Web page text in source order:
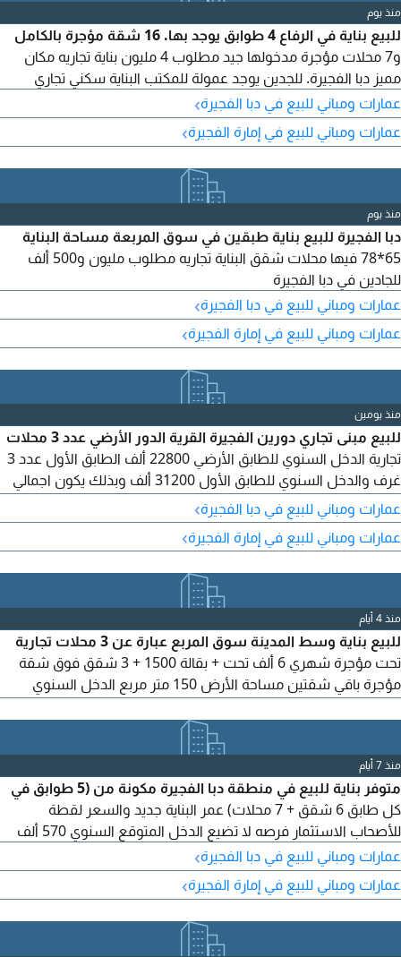
منذ يوم
للبيع بناية في الرفاع 4 طوابق يوجد بها. 16 شقة مؤجرة بالكامل
و7 محلات مؤجرة مدخولها جيد مطلوب 4 مليون بناية تجاريه مكان
مميز دبا الفجيرة. للجدين يوجد عمولة للمكتب البناية سكني تجاري
عمارات ومباني للبيع في دبا الفجيرة›
عمارات ومباني للبيع في إمارة الفجيرة›
منذ يوم
دبا الفجيرة للبيع بناية طبقين في سوق المربعة مساحة البناية
65*78 فيها محلات شقق البناية تجاريه مطلوب مليون و500 ألف
للجادين في دبا الفجيرة
عمارات ومباني للبيع في دبا الفجيرة›
عمارات ومباني للبيع في إمارة الفجيرة›
منذ يومين
للبيع مبنى تجاري دورين الفجيرة القرية الدور الأرضي عدد 3 محلات
تجارية الدخل السنوي للطابق الأرضي 22800 ألف الطابق الأول عدد 3
غرف والدخل السنوي للطابق الأول 31200 ألف وبذلك يكون اجمالي
الدخل بالكامل 54000 ألف سنوي للتواصل
عمارات ومباني للبيع في دبا الفجيرة›
عمارات ومباني للبيع في إمارة الفجيرة›
منذ 4 أيام
للبيع بناية وسط المدينة سوق المربع عبارة عن 3 محلات تجارية
تحت مؤجرة شهري 6 ألف تحت + بقالة 1500 + 3 شقق فوق شقة
مؤجرة باقي شقتين مساحة الأرض 150 متر مربع الدخل السنوي
منذ 7 أيام
متوفر بناية للبيع في منطقة دبا الفجيرة مكونة من (5 طوابق في
كل طابق 6 شقق + 7 محلات) عمر البناية جديد والسعر لقطة
للأصحاب الاستثمار فرصه لا تضيع الدخل المتوقع السنوي 570 ألف
عمارات ومباني للبيع في دبا الفجيرة›
عمارات ومباني للبيع في إمارة الفجيرة›